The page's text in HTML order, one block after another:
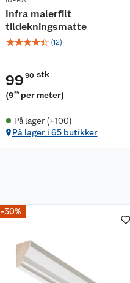
Infra malerfilt
tildekningsmatte
☆☆☆☆☆ (12)
99 90 stk
(999 per meter)
På lager (+100)
På lager i 65 butikker
-30%